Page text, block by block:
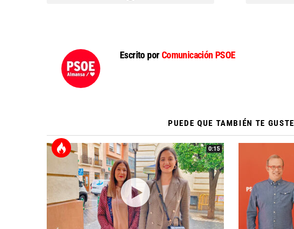
Escrito porComunicación PSOE
PUEDE QUE TAMBIÉN TE GUSTE
0:15